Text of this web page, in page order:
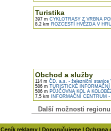
Turistika
397 m CYKLOTRASY Z VRBNA
8,2 km ROZCESTÍ HVĚZDA V
Obchod a služby
114 m ČD, a.s. - železniční stanice
586 m TURISTICKÉ
586 m PŮJČOVNA KOL A
7,5 km INFORMAČNÍ CENTRUM -
Další možnosti
Ceník reklamy| Doporučujeme| Ochrana